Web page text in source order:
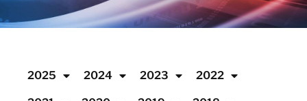
2025 2024 2023 2022